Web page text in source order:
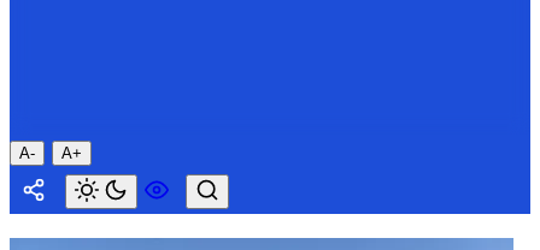
A- A+